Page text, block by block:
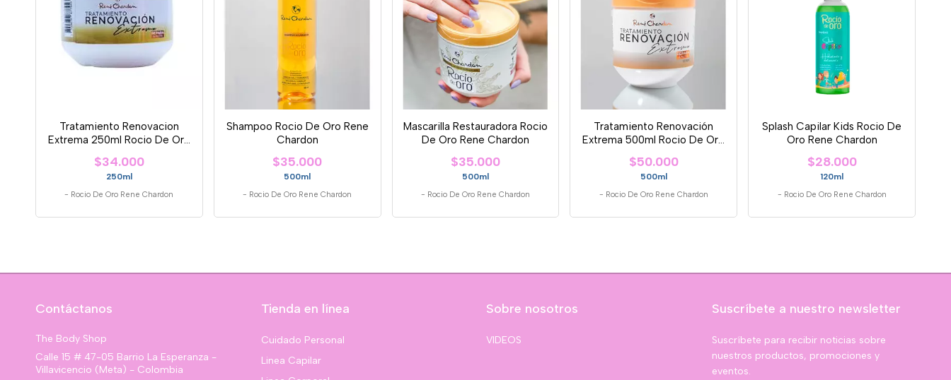
Tratamiento Renovacion
Extrema 250ml Rocio De Oro
Rene Chard
$34.000
250ml
- Rocio De Oro Rene Chardon
Shampoo Rocio De Oro Rene
Chardon
$35.000
500ml
- Rocio De Oro Rene Chardon
Mascarilla Restauradora Rocio
De Oro Rene Chardon
$35.000
500ml
- Rocio De Oro Rene Chardon
Tratamiento Renovación
Extrema 500ml Rocio De Oro
Rene Chard
$50.000
500ml
- Rocio De Oro Rene Chardon
Splash Capilar Kids Rocio De
Oro Rene Chardon
$28.000
120ml
- Rocio De Oro Rene Chardon
Contáctanos
The Body Shop
Calle 15 # 47-05 Barrio La Esperanza -
Villavicencio (Meta) - Colombia
Tienda en línea
Cuidado Personal
Linea Capilar
Sobre nosotros
VIDEOS
Suscríbete a nuestro newsletter
Suscríbete para recibir noticias sobre
nuestros productos, promociones y
eventos.